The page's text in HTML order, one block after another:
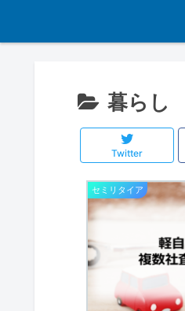
暮らし
Twitter
セミリタイア